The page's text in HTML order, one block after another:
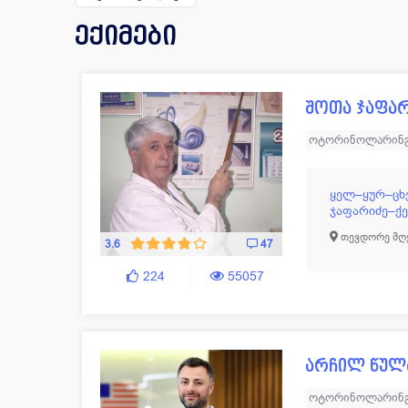
გინეკოლოგი
გენეტიკოსი 12
დერმატოლოგი 239
დიეტოლოგი
ექოსკოპისტი 84
ენდოკრინოლოგი 279
ექიმები
3.6 47
224 55057
შოთა
თევდორე
არჩილ